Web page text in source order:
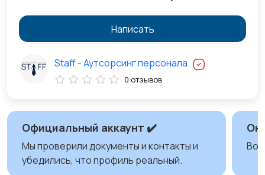
Официальный аккаунт ✔️
Мы проверили документы и контакты и
убедились, что профиль реальный.
Написать
Staff - Аутсорсинг персонала.
0 отзывов